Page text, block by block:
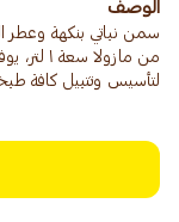
الوصف
سمن نباتي بنكهة وعطر
من
لتأسيس وتتبيل كافة